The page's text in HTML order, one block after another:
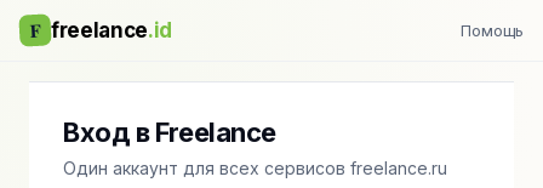
F freelance.id Помощь
Вход в Freelance
Один аккаунт для всех сервисов freelance.ru